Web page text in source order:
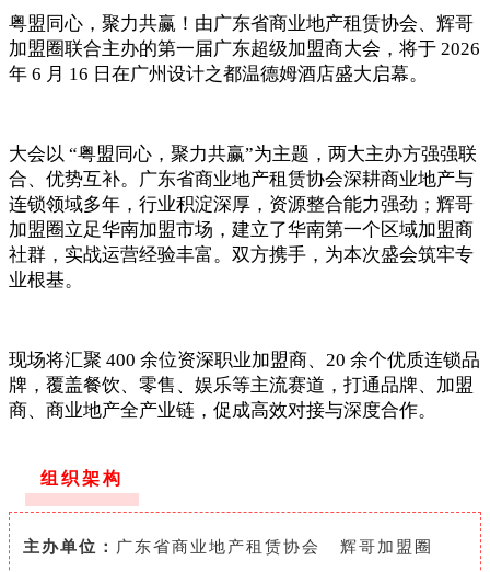
粤盟同心，聚力共赢！由广东省商业地产租赁协会、辉哥
加盟圈联合主办的第一届广东超级加盟商大会，将于 2026
年 6 月 16 日在广州设计之都温德姆酒店盛大启幕。
大会以 “粤盟同心，聚力共赢”为主题，两大主办方强强联
合、优势互补。广东省商业地产租赁协会深耕商业地产与
连锁领域多年，行业积淀深厚，资源整合能力强劲；辉哥
加盟圈立足华南加盟市场，建立了华南第一个区域加盟商
社群，实战运营经验丰富。双方携手，为本次盛会筑牢专
业根基。
现场将汇聚 400 余位资深职业加盟商、20 余个优质连锁品
牌，覆盖餐饮、零售、娱乐等主流赛道，打通品牌、加盟
商、商业地产全产业链，促成高效对接与深度合作。
组织架构
主办单位 ： 广东省商业地产租赁协会 辉哥加盟圈